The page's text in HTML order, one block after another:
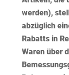
werden),
abzüglich
Rabatts in
Waren über